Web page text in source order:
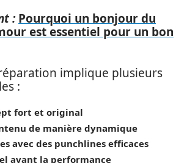
: Pourquoi un bonjour du
est essentiel pour un bon
implique plusieurs
:
fort et original
de manière dynamique
avec des punchlines efficaces
avant la performance